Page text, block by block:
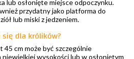
lub osłonięte miejsce odpoczynku.
przydatny jako platforma do
lub miski z jedzeniem.
dla królików?
45 cm może być szczególnie
wysokości lub w osłoniętym